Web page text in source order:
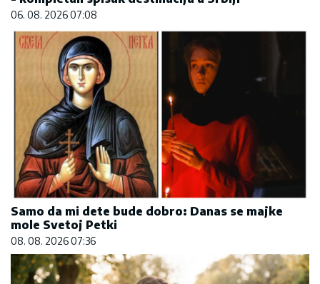
06. 08. 2026 07:08
Samo da mi dete bude dobro: Danas se majke
mole Svetoj Petki
08. 08. 2026 07:36